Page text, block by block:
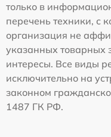
только в
перечень техники, с
организация не
указанных товарных
интересы. Все виды
исключительно на
законном
1487 ГК РФ.